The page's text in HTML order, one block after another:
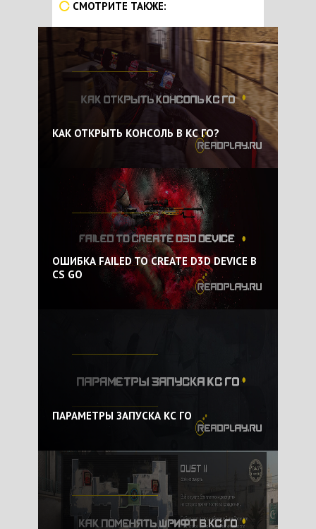
СМОТРИТЕ ТАКЖЕ:
КАК ОТКРЫТЬ КОНСОЛЬ В КС ГО?
ОШИБКА FAILED TO CREATE D3D DEVICE В
CS GO
ПАРАМЕТРЫ ЗАПУСКА КС ГО